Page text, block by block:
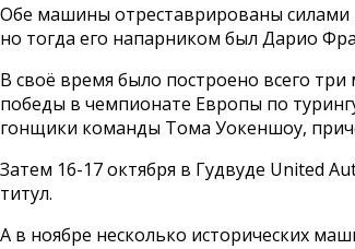
Обе машины отреставрированы силами
но тогда его напарником был Дарио
В своё время было построено всего
победы в чемпионате Европы по
гонщики команды Тома Уокеншоу,
Затем 16-17 октября в Гудвуде United
титул.
А в ноябре несколько исторических